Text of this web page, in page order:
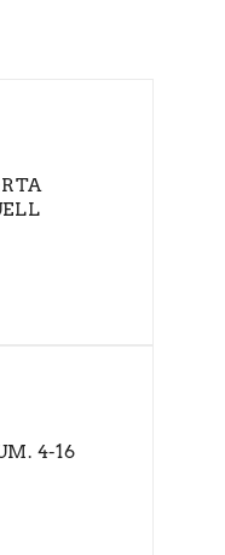
4-16